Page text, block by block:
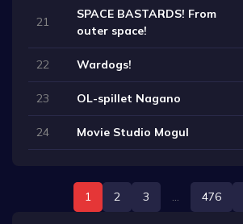
21
SPACE BASTARDS! From
outer space!
22 Wardogs!
23 OL-spillet Nagano
24 Movie Studio Mogul
1 2 3 476